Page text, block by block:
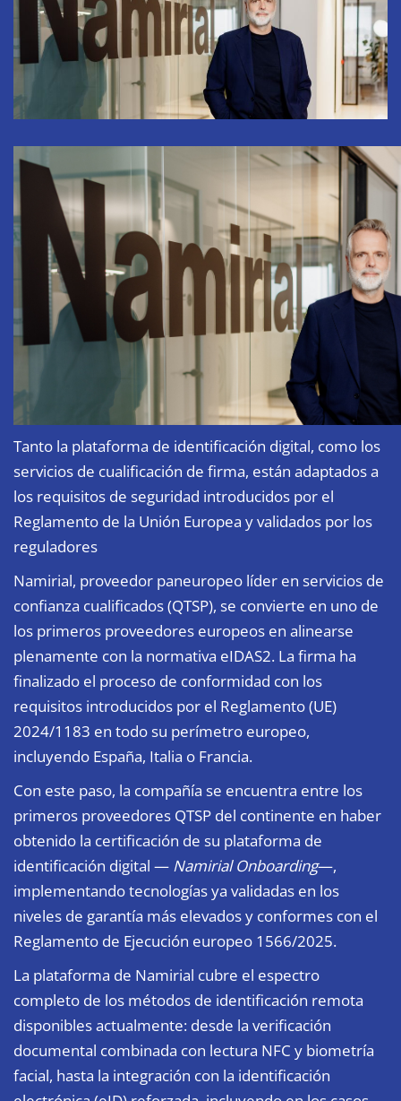
Tanto la plataforma de identificación digital, como los
servicios de cualificación de firma, están adaptados a
los requisitos de seguridad introducidos por el
Reglamento de la Unión Europea y validados por los
reguladores
Namirial, proveedor paneuropeo líder en servicios de
confianza cualificados (QTSP), se convierte en uno de
los primeros proveedores europeos en alinearse
plenamente con la normativa eIDAS2. La firma ha
finalizado el proceso de conformidad con los
requisitos introducidos por el Reglamento (UE)
2024/1183 en todo su perímetro europeo,
incluyendo España, Italia o Francia.
Con este paso, la compañía se encuentra entre los
primeros proveedores QTSP del continente en haber
obtenido la certificación de su plataforma de
identificación digital — Namirial Onboarding—,
implementando tecnologías ya validadas en los
niveles de garantía más elevados y conformes con el
Reglamento de Ejecución europeo 1566/2025.
La plataforma de Namirial cubre el espectro
completo de los métodos de identificación remota
disponibles actualmente: desde la verificación
documental combinada con lectura NFC y biometría
facial, hasta la integración con la identificación